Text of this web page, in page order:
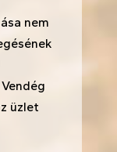
nem
üzlet